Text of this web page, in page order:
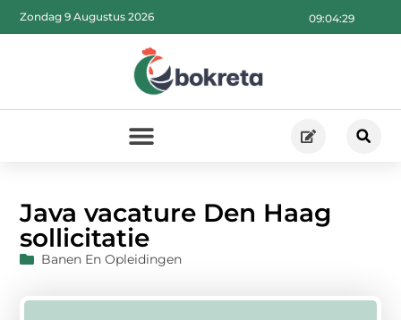
09:04:30
Zondag 9 Augustus 2026
Java vacature Den Haag
sollicitatie
Banen En Opleidingen